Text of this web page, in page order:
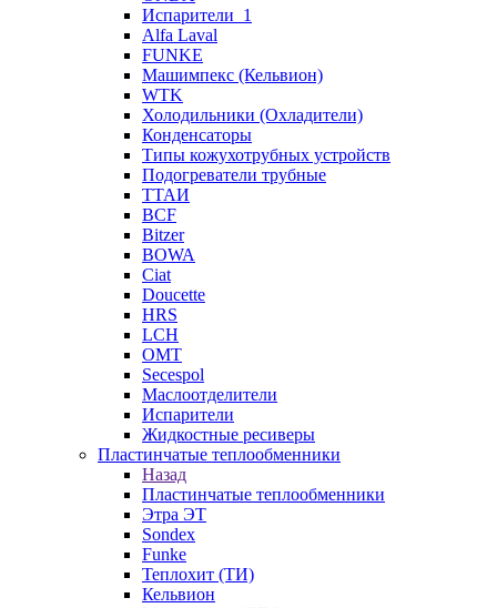
Испарители_1
Alfa Laval
FUNKE
Машимпекс (Кельвион)
WTK
Холодильники (Охладители)
Конденсаторы
Типы кожухотрубных устройств
Подогреватели трубные
ТТАИ
BCF
Bitzer
BOWA
Ciat
Doucette
HRS
LCH
OMT
Secespol
Маслоотделители
Испарители
Жидкостные ресиверы
Пластинчатые теплообменники
Назад
Пластинчатые теплообменники
Этра ЭТ
Sondex
Funke
Теплохит (ТИ)
Кельвион